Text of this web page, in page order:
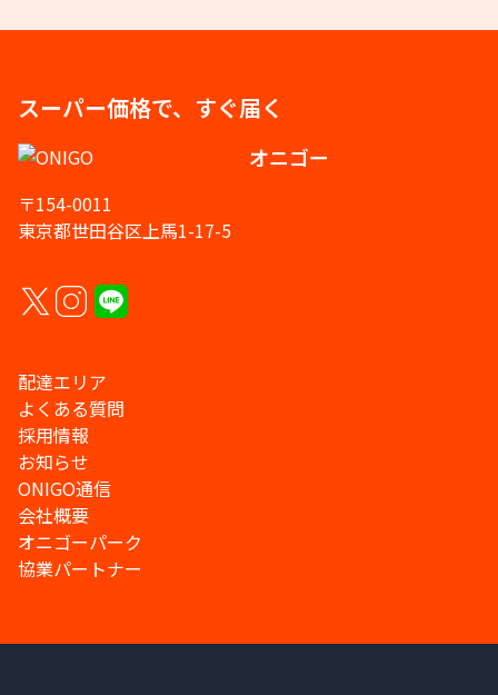
スーパー価格で、すぐ届く
オニゴー
〒154-0011
東京都世田谷区上馬1-17-5
配達エリア
よくある質問
採用情報
お知らせ
ONIGO通信
会社概要
オニゴーパーク
協業パートナー